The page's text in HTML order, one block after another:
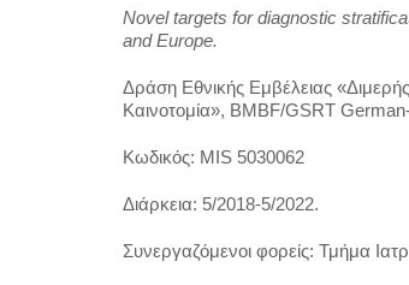
Novel targets for diagnostic
and Europe.
Δράση Εθνικής Εμβέλειας
Καινοτομία», BMBF/GSRT
Κωδικός: MIS 5030062
Διάρκεια: 5/2018-5/2022.
Συνεργαζόμενοι φορείς: Τμήμα